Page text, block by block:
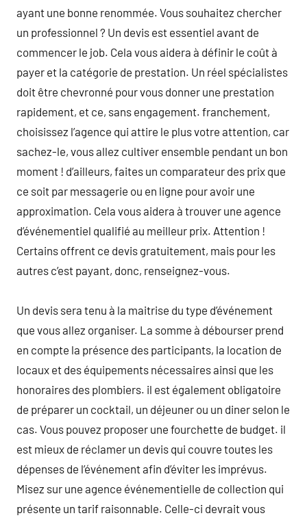
ayant une bonne renommée. Vous souhaitez chercher
un professionnel ? Un devis est essentiel avant de
commencer le job. Cela vous aidera à définir le coût à
payer et la catégorie de prestation. Un réel spécialistes
doit être chevronné pour vous donner une prestation
rapidement, et ce, sans engagement. franchement,
choisissez l’agence qui attire le plus votre attention, car
sachez-le, vous allez cultiver ensemble pendant un bon
moment ! d’ailleurs, faites un comparateur des prix que
ce soit par messagerie ou en ligne pour avoir une
approximation. Cela vous aidera à trouver une agence
d’événementiel qualifié au meilleur prix. Attention !
Certains offrent ce devis gratuitement, mais pour les
autres c’est payant, donc, renseignez-vous.
Un devis sera tenu à la maitrise du type d’événement
que vous allez organiser. La somme à débourser prend
en compte la présence des participants, la location de
locaux et des équipements nécessaires ainsi que les
honoraires des plombiers. il est également obligatoire
de préparer un cocktail, un déjeuner ou un diner selon le
cas. Vous pouvez proposer une fourchette de budget. il
est mieux de réclamer un devis qui couvre toutes les
dépenses de l’événement afin d’éviter les imprévus.
Misez sur une agence événementielle de collection qui
présente un tarif raisonnable. Celle-ci devrait vous